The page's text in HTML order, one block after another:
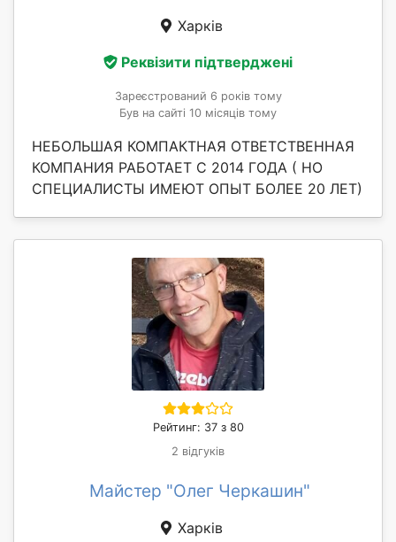
Харків
Реквізити підтверджені
Зареєстрований 6 років тому
Був на сайті 10 місяців тому
НЕБОЛЬШАЯ КОМПАКТНАЯ ОТВЕТСТВЕННАЯ
КОМПАНИЯ РАБОТАЕТ С 2014 ГОДА ( НО
СПЕЦИАЛИСТЫ ИМЕЮТ ОПЫТ БОЛЕЕ 20 ЛЕТ)
Рейтинг: 37 з 80
2 відгуків
Майстер "Олег Черкашин"
Харків